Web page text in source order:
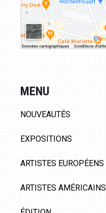
MENU
NOUVEAUTÉS
EXPOSITIONS
ARTISTES EUROPÉENS
ARTISTES AMÉRICAINS